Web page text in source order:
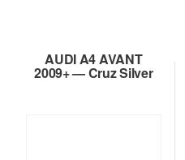
AUDI A4 AVANT
2009+ — Cruz Silver